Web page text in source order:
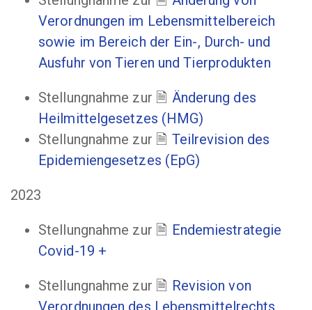
Verordnungen im Lebensmittelbereich
sowie im Bereich der Ein-, Durch- und
Ausfuhr von Tieren und Tierprodukten
Stellungnahme zur
Änderung des
Heilmittelgesetzes (HMG)
Stellungnahme zur
Teilrevision des
Epidemiengesetzes (EpG)
2023
Stellungnahme zur
Endemiestrategie
Covid-19 +
Stellungnahme zur
Revision von
Verordnungen des Lebensmittelrechts